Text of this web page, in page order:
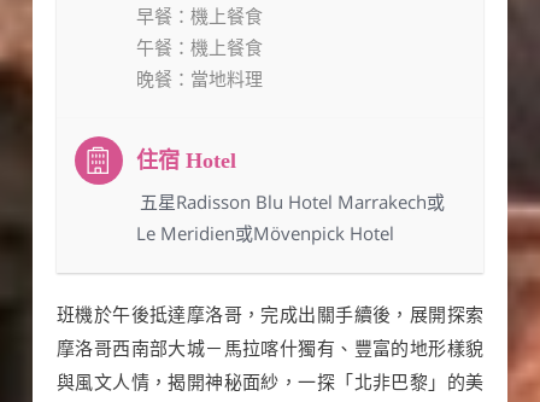
早餐 ：機上餐食
午餐 ：機上餐食
晚餐 ：當地料理
：五星Radisson Blu Hotel Marrakech或
Le Meridien或Mövenpick Hotel
班機於午後抵達摩洛哥，完成出關手續後，展開探索
摩洛哥西南部大城－馬拉喀什獨有、豐富的地形樣貌
與風文人情，揭開神秘面紗，一探「北非巴黎」的美